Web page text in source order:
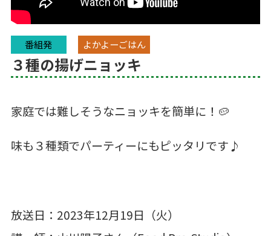
番組発 よかよーごはん
３種の揚げニョッキ
家庭では難しそうなニョッキを簡単に！🥔
味も３種類でパーティーにもピッタリです♪
放送日：2023年12月19日（火）